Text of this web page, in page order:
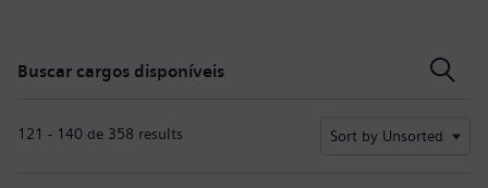
Buscar cargos disponíveis
121 - 140 de 358 results Sort by Unsorted